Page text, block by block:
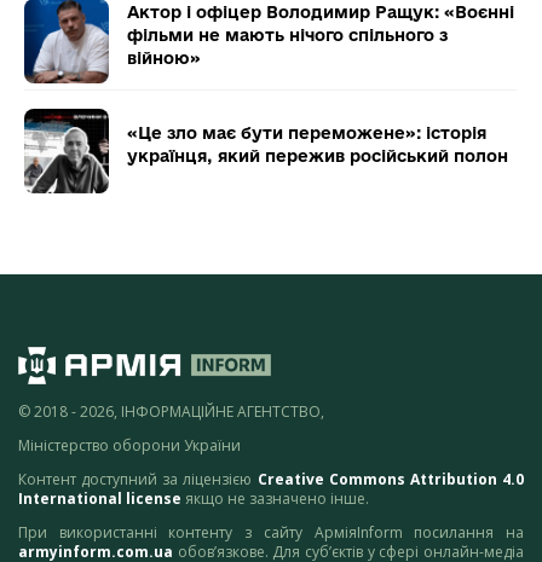
Актор і офіцер Володимир Ращук: «Воєнні
фільми не мають нічого спільного з
війною»
«Це зло має бути переможене»: історія
українця, який пережив російський полон
© 2018 - 2026, ІНФОРМАЦІЙНЕ АГЕНТСТВО,
Міністерство оборони України
Контент доступний за ліцензією Creative Commons Attribution 4.0
International license якщо не зазначено інше.
При використанні контенту з сайту АрміяInform посилання на
armyinform.com.ua обов’язкове. Для суб’єктів у сфері онлайн-медіа